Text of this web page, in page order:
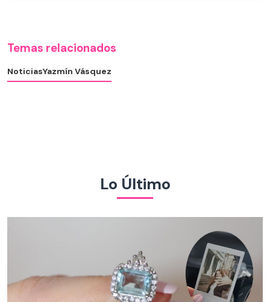
Temas relacionados
NoticiasYazmín Vásquez
Lo Último